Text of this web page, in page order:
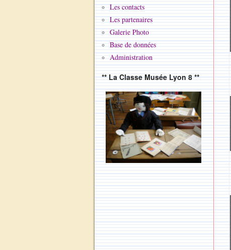
Les contacts
Les partenaires
Galerie Photo
Base de données
Administration
** La Classe Musée Lyon 8 **